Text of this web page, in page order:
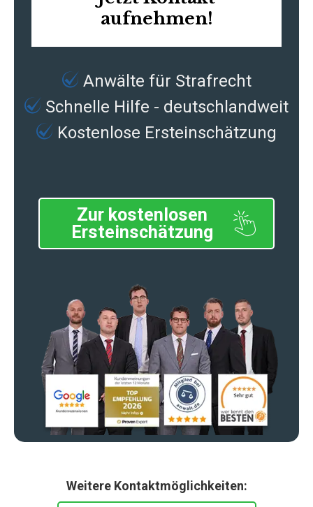
aufnehmen!
Anwälte für Strafrecht
Schnelle Hilfe - deutschlandweit
Kostenlose Ersteinschätzung
Zur kostenlosen
Ersteinschätzung
Weitere Kontaktmöglichkeiten: